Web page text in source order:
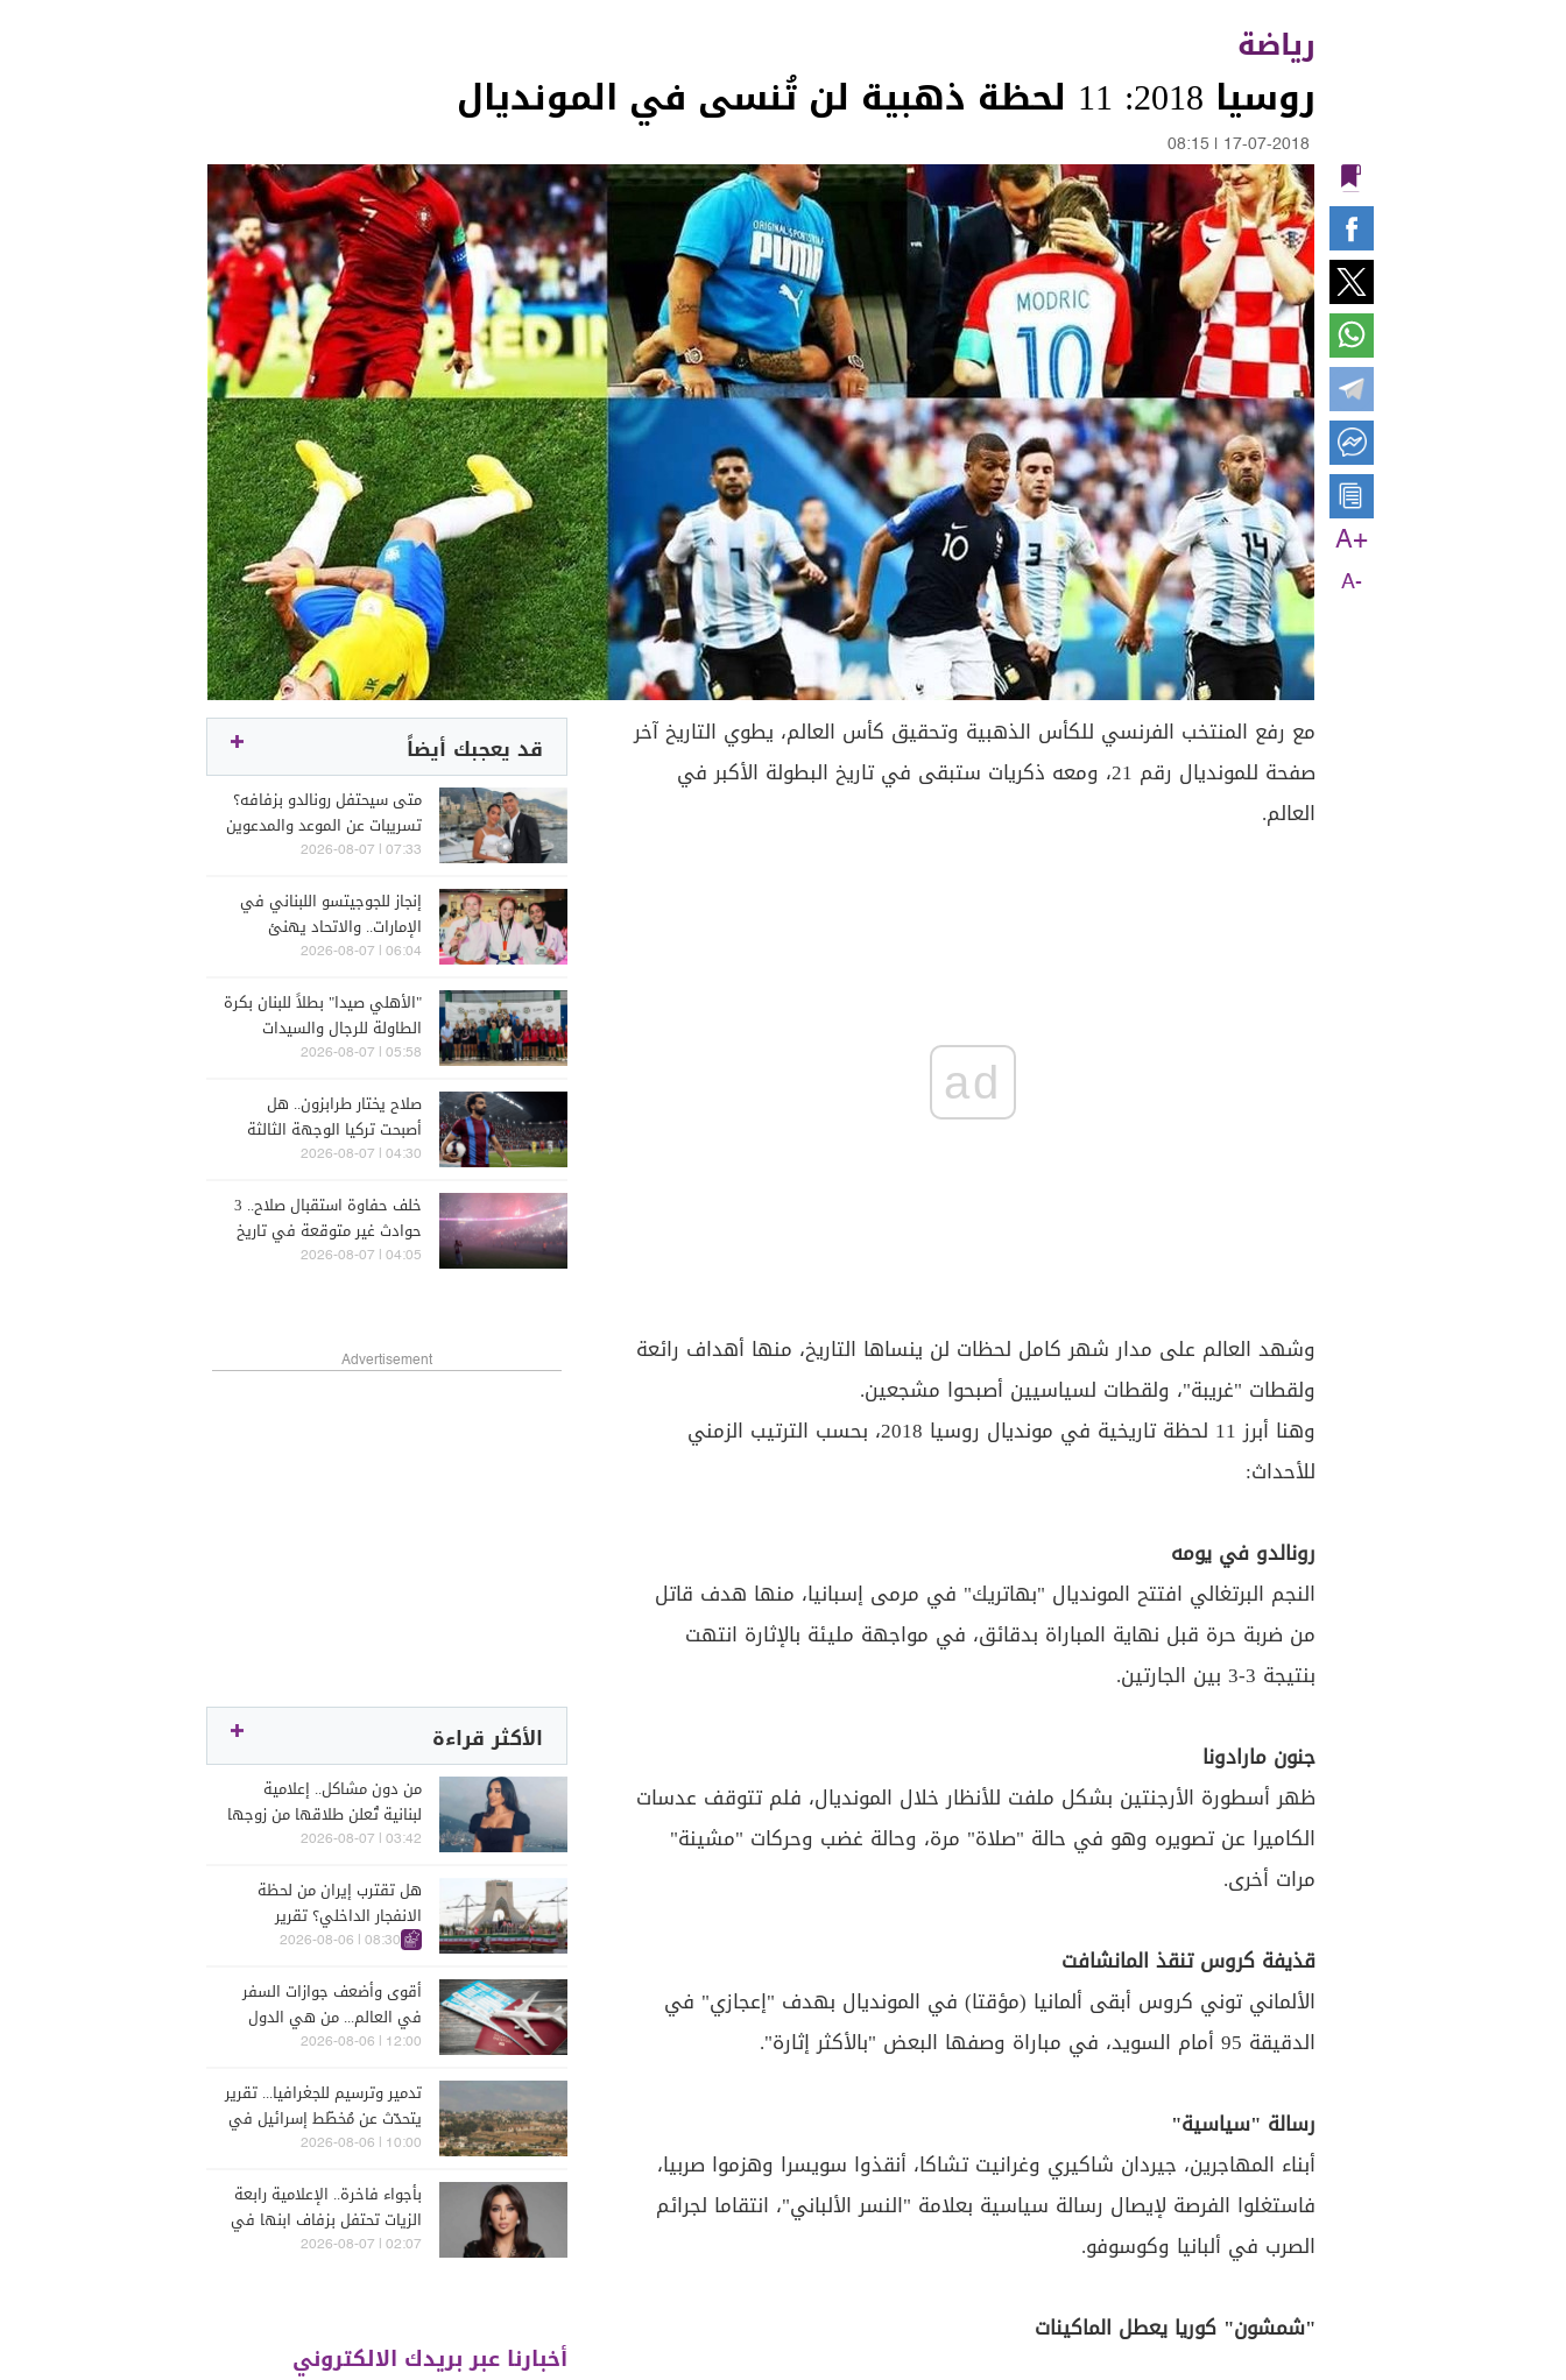
رياضة
روسيا 2018: 11 لحظة ذهبية لن تُنسى في المونديال
17-07-2018
08:15
A+
A-
مع رفع المنتخب الفرنسي للكأس الذهبية وتحقيق كأس العالم، يطوي التاريخ آخر
صفحة للمونديال رقم 21، ومعه ذكريات ستبقى في تاريخ البطولة الأكبر في
العالم.
ad
وشهد العالم على مدار شهر كامل لحظات لن ينساها التاريخ، منها أهداف رائعة
ولقطات "غريبة"، ولقطات لسياسيين أصبحوا مشجعين.
وهنا أبرز 11 لحظة تاريخية في مونديال روسيا 2018، بحسب الترتيب الزمني
للأحداث:
رونالدو في يومه
النجم البرتغالي افتتح المونديال "بهاتريك" في مرمى إسبانيا، منها هدف قاتل
من ضربة حرة قبل نهاية المباراة بدقائق، في مواجهة مليئة بالإثارة انتهت
بنتيجة 3-3 بين الجارتين.
جنون مارادونا
ظهر أسطورة الأرجنتين بشكل ملفت للأنظار خلال المونديال، فلم تتوقف عدسات
الكاميرا عن تصويره وهو في حالة "صلاة" مرة، وحالة غضب وحركات "مشينة"
مرات أخرى.
قذيفة كروس تنقذ المانشافت
الألماني توني كروس أبقى ألمانيا (مؤقتا) في المونديال بهدف "إعجازي" في
الدقيقة 95 أمام السويد، في مباراة وصفها البعض "بالأكثر إثارة".
رسالة "سياسية"
أبناء المهاجرين، جيردان شاكيري وغرانيت تشاكا، أنقذوا سويسرا وهزموا صربيا،
فاستغلوا الفرصة لإيصال رسالة سياسية بعلامة "النسر الألباني"، انتقاما لجرائم
الصرب في ألبانيا وكوسوفو.
"شمشون" كوريا يعطل الماكينات
قد يعجبك أيضاً
متى سيحتفل رونالدو بزفافه؟
تسريبات عن الموعد والمدعوين
07:33 | 2026-08-07
إنجاز للجوجيتسو اللبناني في
الإمارات.. والاتحاد يهنئ
06:04 | 2026-08-07
"الأهلي صيدا" بطلاً للبنان بكرة
الطاولة للرجال والسيدات
05:58 | 2026-08-07
صلاح يختار طرابزون.. هل
أصبحت تركيا الوجهة الثالثة
لنجوم العالم؟
04:30 | 2026-08-07
خلف حفاوة استقبال صلاح.. 3
حوادث غير متوقعة في تاريخ
طرابزون سبور
04:05 | 2026-08-07
Advertisement
الأكثر قراءة
من دون مشاكل.. إعلامية
لبنانية تُعلن طلاقها من زوجها
رجل الأعمال
03:42 | 2026-08-07
هل تقترب إيران من لحظة
الانفجار الداخلي؟ تقرير
اسرائيلي يكشف الكواليس
08:30 | 2026-08-06
أقوى وأضعف جوازات السفر
في العالم... من هي الدول
التي تصدّرت الترتيب؟
12:00 | 2026-08-06
تدمير وترسيم للجغرافيا... تقرير
يتحدّث عن مُخطّط إسرائيل في
جنوب لبنان
10:00 | 2026-08-06
بأجواء فاخرة.. الإعلامية رابعة
الزيات تحتفل بزفاف ابنها في
البترون (فيديو)
02:07 | 2026-08-07
أخبارنا عبر بريدك الالكتروني